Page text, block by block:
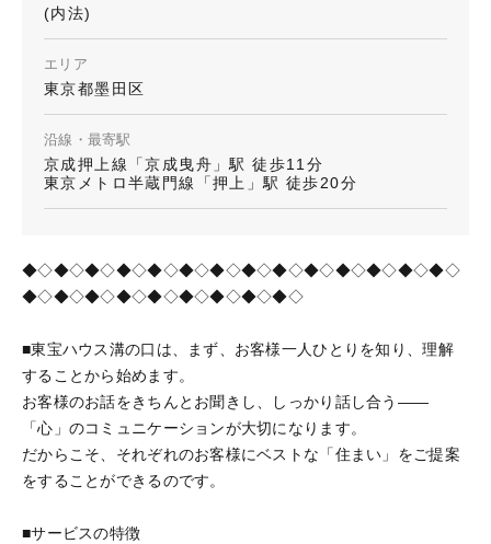
(内法)
エリア
東京都墨田区
沿線・最寄駅
京成押上線「京成曳舟」駅 徒歩11分
東京メトロ半蔵門線「押上」駅 徒歩20分
◆◇◆◇◆◇◆◇◆◇◆◇◆◇◆◇◆◇◆◇◆◇◆◇◆◇◆◇
◆◇◆◇◆◇◆◇◆◇◆◇◆◇◆◇◆◇
■東宝ハウス溝の口は、まず、お客様一人ひとりを知り、理解
することから始めます。
お客様のお話をきちんとお聞きし、しっかり話し合う——
「心」のコミュニケーションが大切になります。
だからこそ、それぞれのお客様にベストな「住まい」をご提案
をすることができるのです。
■サービスの特徴